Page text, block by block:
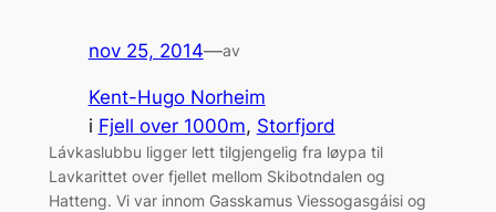
nov 25, 2014—av
Kent-Hugo Norheim
i Fjell over 1000m, Storfjord
Lávkaslubbu ligger lett tilgjengelig fra løypa til
Lavkarittet over fjellet mellom Skibotndalen og
Hatteng. Vi var innom Gasskamus Viessogasgáisi og